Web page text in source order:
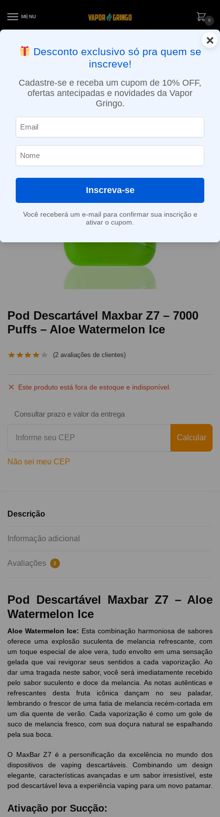
MENU
0
ENTREGA NO MESMO DIA EM SÃO PAULO (SEG A SEX): PEDIDOS
APROVADOS ATÉ 15:30 VIA MOTOBOY
Pod Descartável Maxbar Z7 – 7000
Puffs – Aloe Watermelon Ice
(2 avaliações de clientes)
Este produto está fora de estoque e indisponível.
Consultar prazo e valor da entrega
Calcular
Não sei meu CEP
Descrição
Informação adicional
Avaliações 2
Pod Descartável Maxbar Z7 – Aloe
Watermelon Ice
Aloe Watermelon Ice: Esta combinação harmoniosa de sabores
oferece uma explosão suculenta de melancia refrescante, com
um toque especial de aloe vera, tudo envolto em uma sensação
gelada que vai revigorar seus sentidos a cada vaporização. Ao
dar uma tragada neste sabor, você será imediatamente recebido
pelo sabor suculento e doce da melancia. As notas autênticas e
refrescantes desta fruta icônica dançam no seu paladar,
lembrando o frescor de uma fatia de melancia recém-cortada em
um dia quente de verão. Cada vaporização é como um gole de
suco de melancia fresco, com sua doçura natural se espalhando
pela sua boca.
O MaxBar Z7 é a personificação da excelência no mundo dos
dispositivos de vaping descartáveis. Combinando um design
elegante, características avançadas e um sabor irresistível, este
pod descartável leva a experiência vaping para um novo patamar.
Ativação por Sucção:
×
Desconto exclusivo só pra quem se
inscreve!
Cadastre-se e receba um cupom de 10% OFF,
ofertas antecipadas e novidades da Vapor
Gringo.
Inscreva-se
Você receberá um e-mail para confirmar sua inscrição e
ativar o cupom.